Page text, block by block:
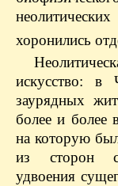
хоронились
искусство:
заурядных
более и более
на которую
из сторон
удвоения